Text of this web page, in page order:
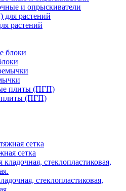
и опрыскиватели
растений
плиты (ПГП)
сетка
стеклопластиковая,